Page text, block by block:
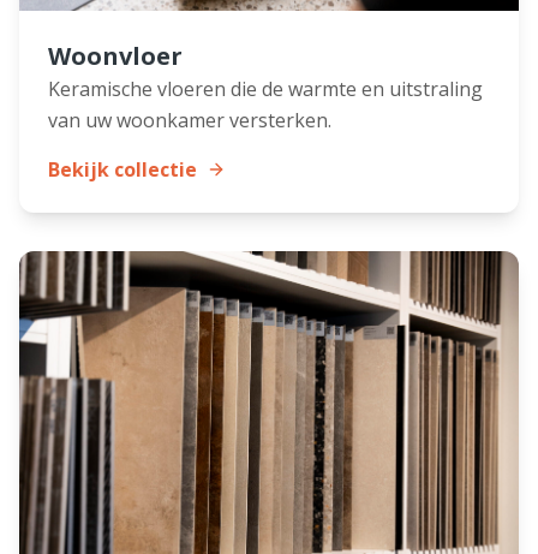
Woonvloer
Keramische vloeren die de warmte en uitstraling
van uw woonkamer versterken.
Bekijk collectie